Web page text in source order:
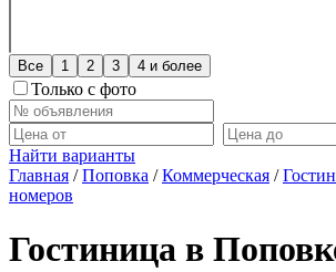
Все 1 2 3 4 и более
Только с фото
Найти варианты
Главная /Поповка /Коммерческая /
номеров
Гостиница в